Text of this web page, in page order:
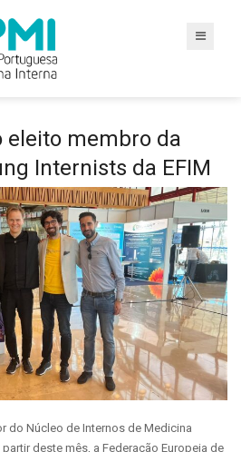
eleito membro da
Internists da EFIM
do Núcleo de Internos de Medicina
deste mês, a Federação Europeia de